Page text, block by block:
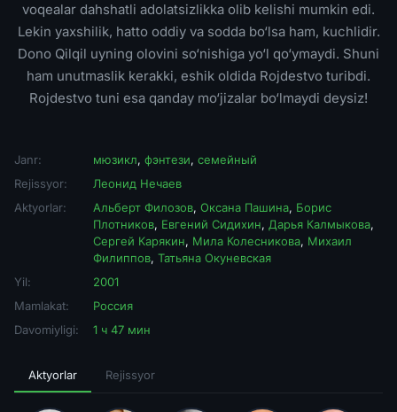
voqealar dahshatli adolatsizlikka olib kelishi mumkin edi.
Lekin yaxshilik, hatto oddiy va sodda bo‘lsa ham, kuchlidir.
Dono Qilqil uyning olovini so‘nishiga yo‘l qo‘ymaydi. Shuni
ham unutmaslik kerakki, eshik oldida Rojdestvo turibdi.
Rojdestvo tuni esa qanday mo‘jizalar bo‘lmaydi deysiz!
Janr: мюзикл, фэнтези, семейный
Rejissyor:
Леонид Нечаев
Aktyorlar:
Альберт Филозов, Оксана Пашина, Борис
Плотников, Евгений Сидихин, Дарья Калмыкова,
Сергей Карякин, Мила Колесникова, Михаил
Филиппов, Татьяна Окуневская
Yil:
2001
Mamlakat:
Россия
Davomiyligi:
1 ч 47 мин
Aktyorlar Rejissyor